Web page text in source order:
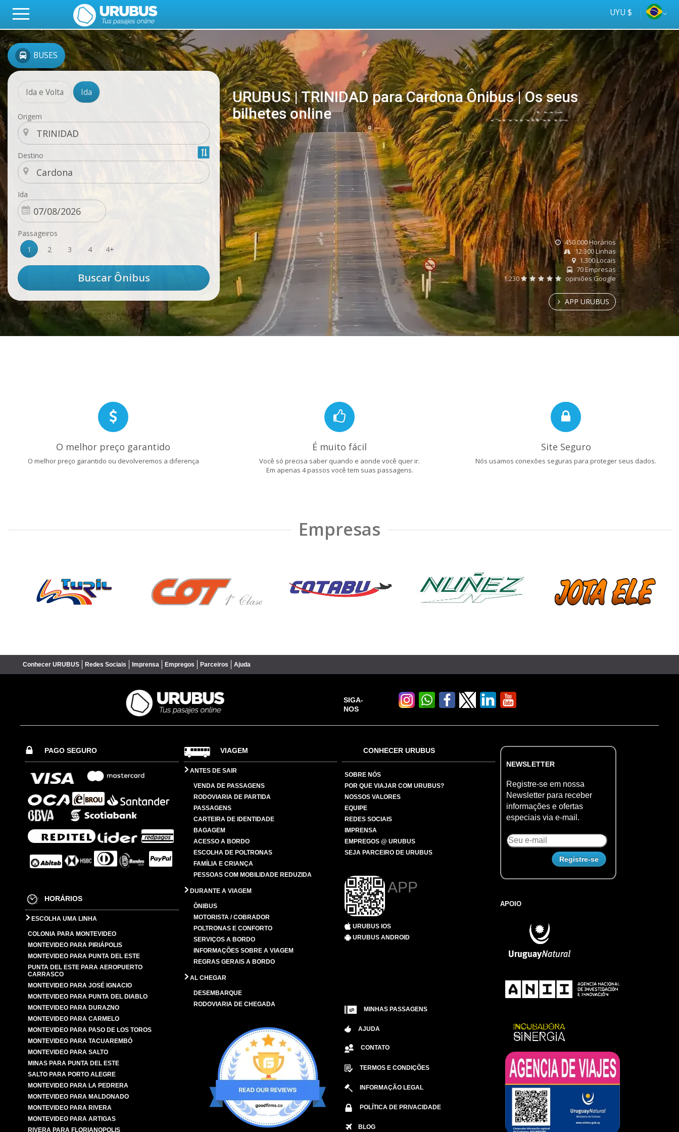
UYU $
BUSES
Ida e Volta Ida
Origem
Destino
Ida
Passageiros
1
2 3 4 4+
URUBUS | TRINIDAD para Cardona Ônibus | Os seus
bilhetes online
online
Tus
ómnibus
450.000 Horários
12.300 Linhas
1.300 Locais
70 Empresas
1.230
opiniões Google
APP URUBUS
O melhor preço garantido
O melhor preço garantido ou devolveremos a diferença
É muito fácil
Você só precisa saber quando e aonde você quer ir.
Em apenas 4 passos você tem suas passagens.
Site Seguro
Nós usamos conexões seguras para proteger seus dados.
Empresas
Conhecer URUBUS Redes Sociais Imprensa Empregos Parceiros Ajuda
SIGA-
NOS
PAGO SEGURO
HORÁRIOS
ESCOLHA UMA LINHA
COLONIA PARA MONTEVIDEO
MONTEVIDEO PARA PIRIÁPOLIS
MONTEVIDEO PARA PUNTA DEL ESTE
PUNTA DEL ESTE PARA AEROPUERTO
CARRASCO
MONTEVIDEO PARA JOSÉ IGNACIO
MONTEVIDEO PARA PUNTA DEL DIABLO
MONTEVIDEO PARA DURAZNO
MONTEVIDEO PARA CARMELO
MONTEVIDEO PARA PASO DE LOS TOROS
MONTEVIDEO PARA TACUAREMBÓ
MONTEVIDEO PARA SALTO
MINAS PARA PUNTA DEL ESTE
SALTO PARA PORTO ALEGRE
MONTEVIDEO PARA LA PEDRERA
MONTEVIDEO PARA MALDONADO
MONTEVIDEO PARA RIVERA
MONTEVIDEO PARA ARTIGAS
RIVERA PARA FLORIANOPOLIS
VIAGEM
ANTES DE SAIR
VENDA DE PASSAGENS
RODOVIARIA DE PARTIDA
PASSAGENS
CARTEIRA DE IDENTIDADE
BAGAGEM
ACESSO A BORDO
ESCOLHA DE POLTRONAS
FAMÍLIA E CRIANÇA
PESSOAS COM MOBILIDADE REDUZIDA
DURANTE A VIAGEM
ÔNIBUS
MOTORISTA / COBRADOR
POLTRONAS E CONFORTO
SERVIÇOS A BORDO
INFORMAÇÕES SOBRE A VIAGEM
REGRAS GERAIS A BORDO
AL CHEGAR
DESEMBARQUE
RODOVIARIA DE CHEGADA
CONHECER URUBUS
SOBRE NÓS
POR QUE VIAJAR COM URUBUS?
NOSSOS VALORES
EQUIPE
REDES SOCIAIS
IMPRENSA
EMPREGOS @ URUBUS
SEJA PARCEIRO DE URUBUS
APP
URUBUS IOS
URUBUS ANDROID
MINHAS PASSAGENS
AJUDA
CONTATO
TERMOS E CONDIÇÕES
INFORMAÇÃO LEGAL
POLÍTICA DE PRIVACIDADE
BLOG
NEWSLETTER
Registre-se em nossa
Newsletter para receber
informações e ofertas
especiais via e-mail.
APOIO